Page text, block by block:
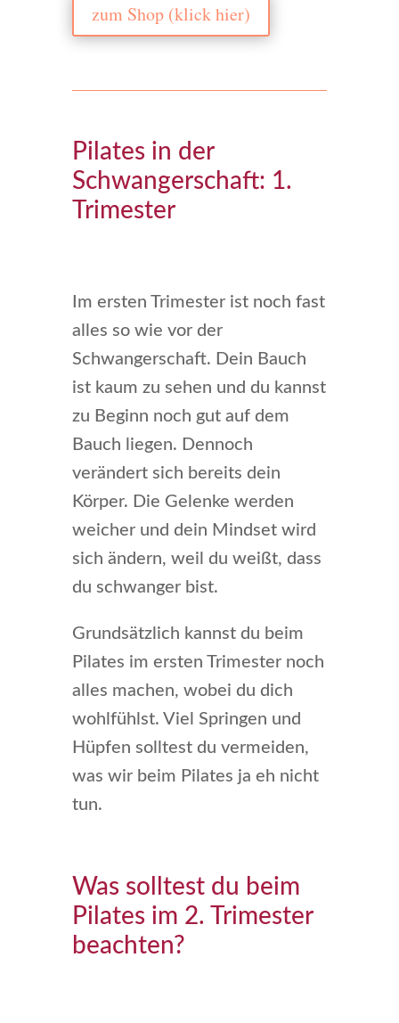
zum Shop (klick hier)
Pilates in der
Schwangerschaft: 1.
Trimester
Im ersten Trimester ist noch fast
alles so wie vor der
Schwangerschaft. Dein Bauch
ist kaum zu sehen und du kannst
zu Beginn noch gut auf dem
Bauch liegen. Dennoch
verändert sich bereits dein
Körper. Die Gelenke werden
weicher und dein Mindset wird
sich ändern, weil du weißt, dass
du schwanger bist.
Grundsätzlich kannst du beim
Pilates im ersten Trimester noch
alles machen, wobei du dich
wohlfühlst. Viel Springen und
Hüpfen solltest du vermeiden,
was wir beim Pilates ja eh nicht
tun.
Was solltest du beim
Pilates im 2. Trimester
beachten?